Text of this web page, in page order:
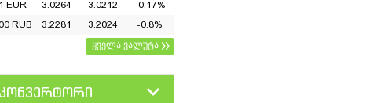
1 EUR
3.0264 3.0212
-0.17%
RUB
3.2281 3.2024
-0.8%
ყველა ვალუტა
კონვერტორი